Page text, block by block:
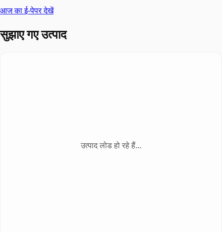
आज का ई-पेपर देखें
सुझाए गए उत्पाद
उत्पाद लोड हो रहे हैं…